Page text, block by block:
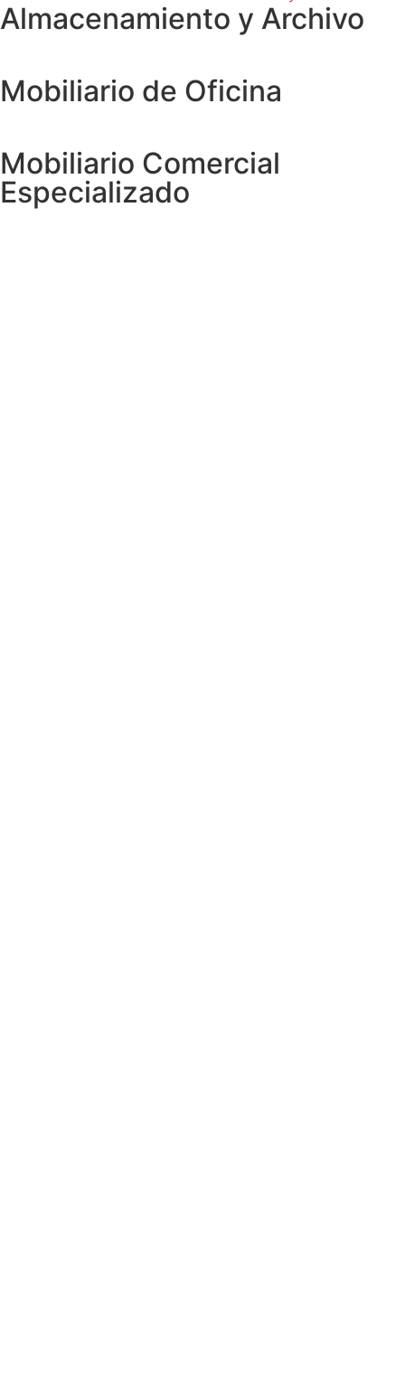
Almacenamiento y Archivo
Mobiliario de Oficina
Mobiliario Comercial
Especializado